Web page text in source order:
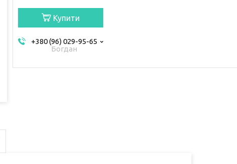
Купити
+380 (96) 029-95-65
Богдан